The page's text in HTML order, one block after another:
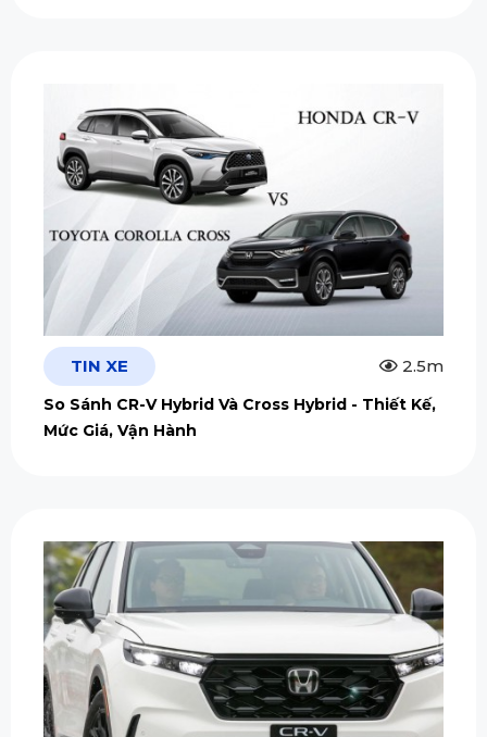
TIN XE 2.5m
So Sánh CR-V Hybrid Và Cross Hybrid - Thiết Kế,
Mức Giá, Vận Hành